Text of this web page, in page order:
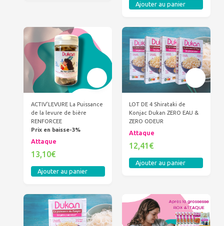
Ajouter au panier
ACTIV'LEVURE La Puissance
de la levure de bière
RENFORCEE
Prix en baisse-3%
Attaque
13,10€
Ajouter au panier
LOT DE 4 Shirataki de
Konjac Dukan ZERO EAU &
ZERO ODEUR
Attaque
12,41€
Ajouter au panier